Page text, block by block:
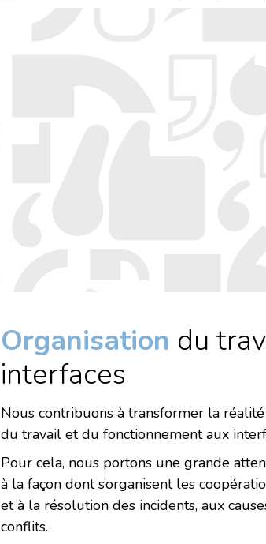
Organisation du
interfaces
Nous contribuons à transformer la
du travail et du fonctionnement aux
Pour cela, nous portons une grande
à la façon dont s’organisent les
et à la résolution des incidents, aux
conflits.